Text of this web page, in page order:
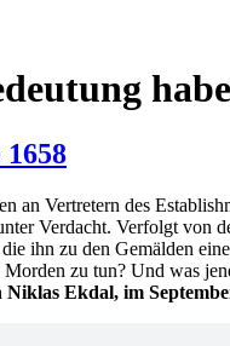
an Vertretern des
Verdacht. Verfolgt
ihn zu den Gemälden
zu tun? Und was
Ekdal, im